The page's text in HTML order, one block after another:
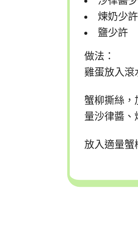
煉奶少許
鹽少許
做法：
雞蛋放入滾
蟹柳撕絲，
量沙律醬、
放入適量蟹